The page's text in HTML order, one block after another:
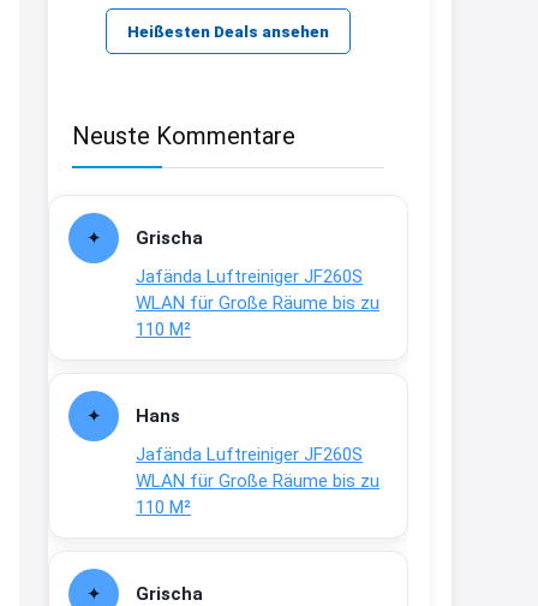
Heißesten Deals ansehen
Neuste Kommentare
Grischa
Jafända Luftreiniger JF260S
WLAN für Große Räume bis zu
110 M²
Hans
Jafända Luftreiniger JF260S
WLAN für Große Räume bis zu
110 M²
Grischa
↩
29.07www.haribo.com/de-
↩
Joachim
Ab diesem Jahr gibt es keine
Fielmann-Blinkis mehr / wurde
www.fielmann-
group.com/blinkis...
13:44